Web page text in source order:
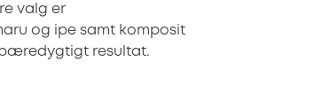
valg er
og ipe samt komposit
resultat.